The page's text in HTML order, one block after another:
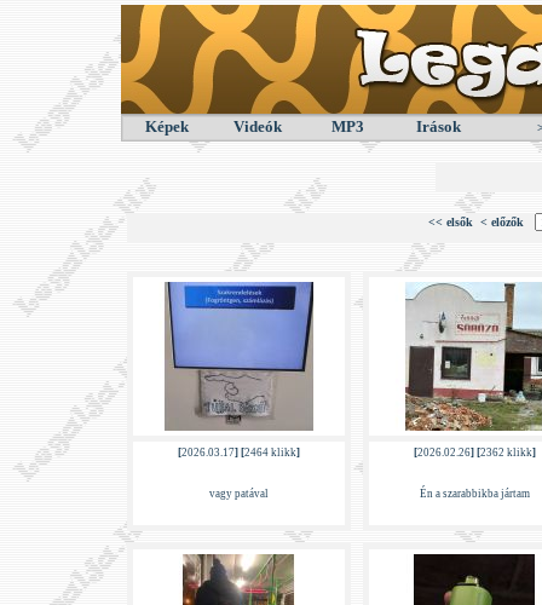
Képek Videók MP3 Irások
<< elsők < előzők
[2026.03.17] [2464 klikk]
vagy patával
[2026.02.26] [2362 klikk]
Én a szarabbikba jártam